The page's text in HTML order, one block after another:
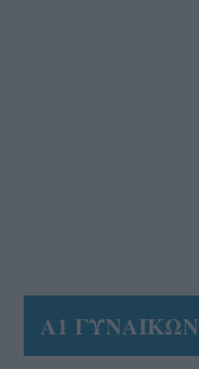
Α1 ΓΥΝΑΙΚΩΝ